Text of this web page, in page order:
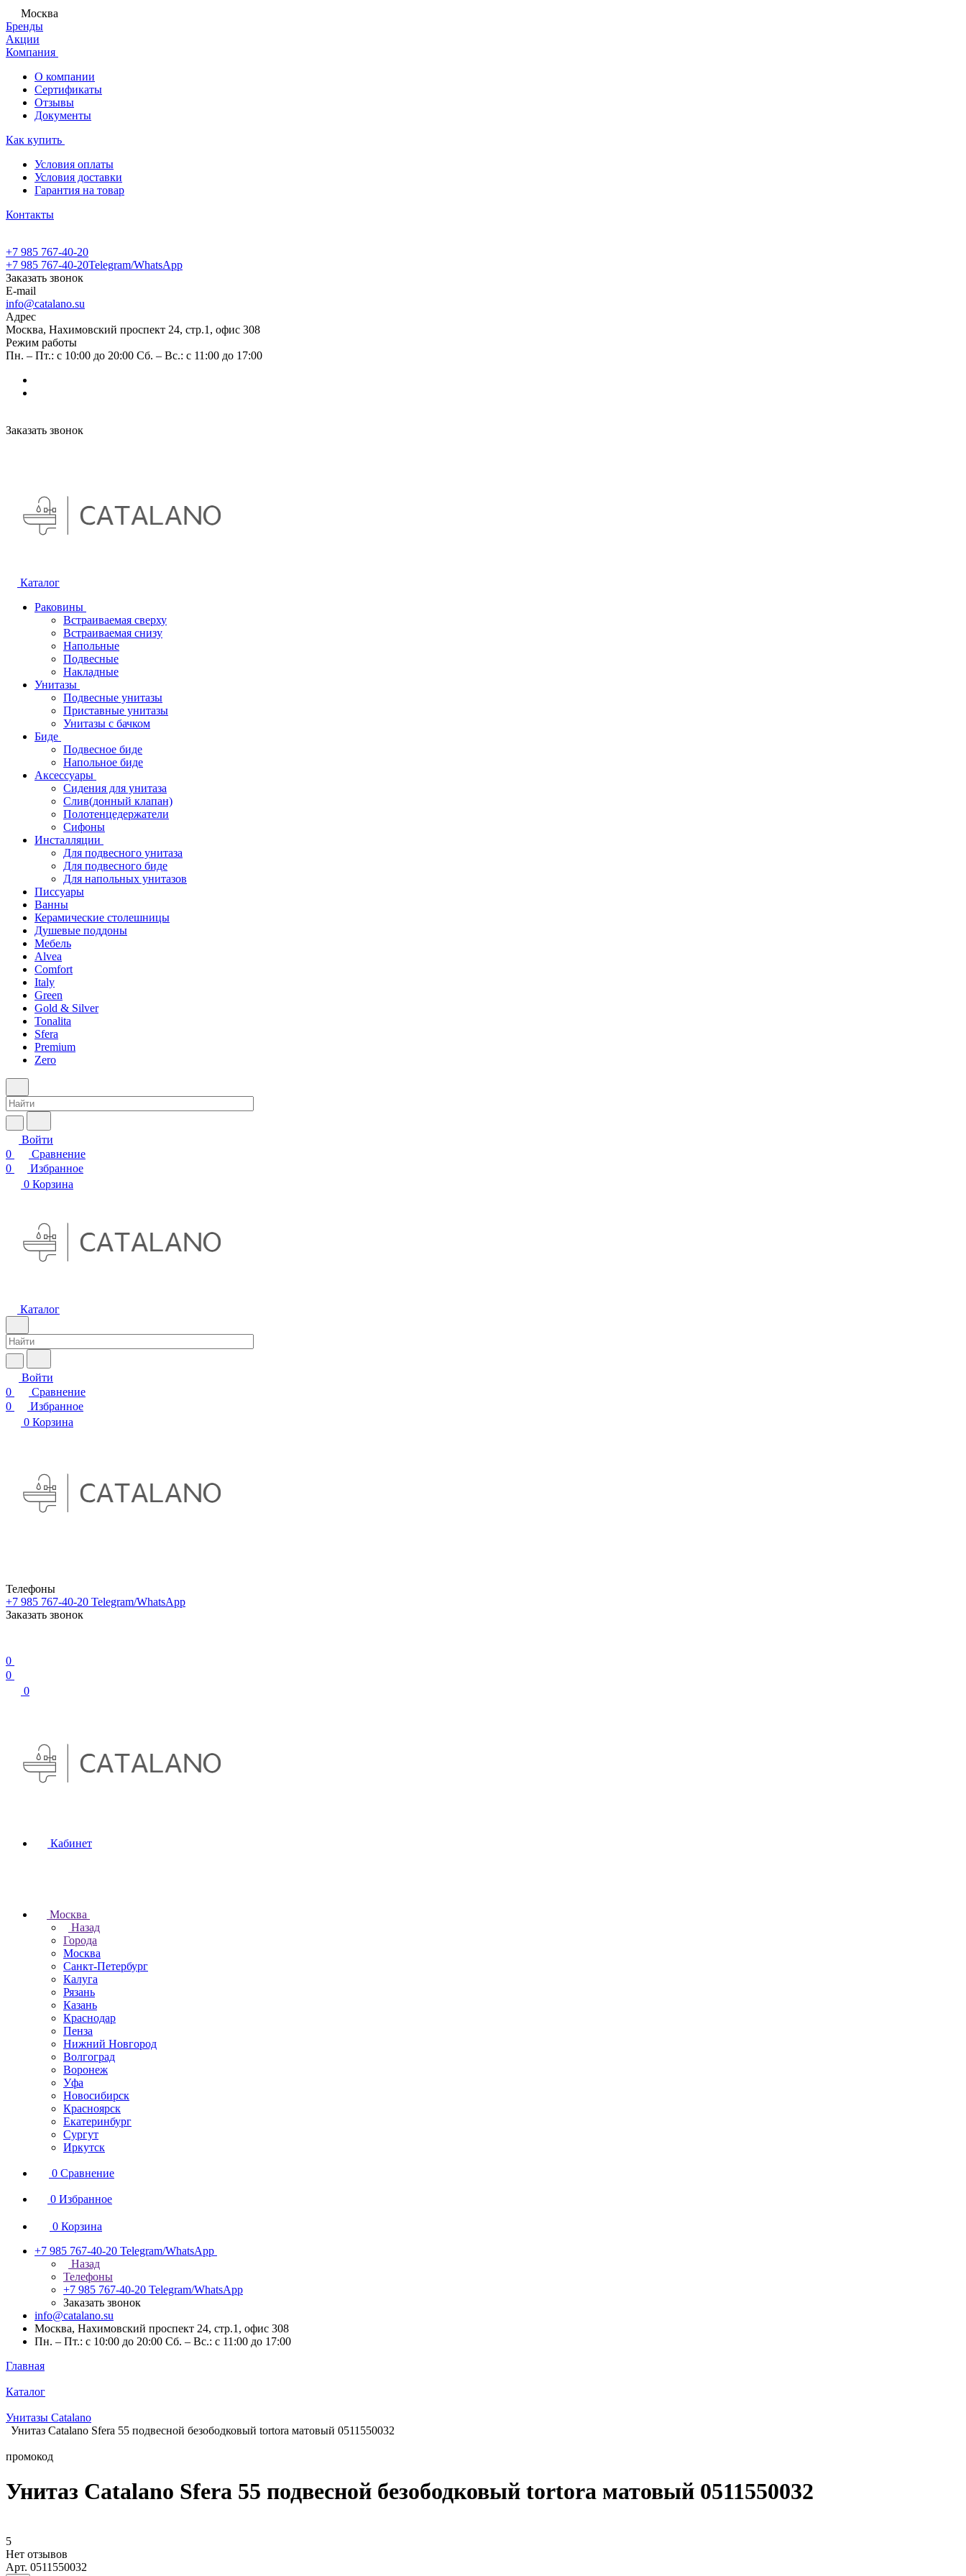
Москва
Бренды
Акции
Компания
О компании
Сертификаты
Отзывы
Документы
Как купить
Условия оплаты
Условия доставки
Гарантия на товар
Контакты
+7 985 767-40-20
+7 985 767-40-20Telegram/WhatsApp
Заказать звонок
E-mail
info@catalano.su
Адрес
Москва, Нахимовский проспект 24, стр.1, офис 308
Режим работы
Пн. – Пт.: с 10:00 до 20:00 Сб. – Вс.: с 11:00 до 17:00
Заказать звонок
Каталог
Раковины
Встраиваемая сверху
Встраиваемая снизу
Напольные
Подвесные
Накладные
Унитазы
Подвесные унитазы
Приставные унитазы
Унитазы с бачком
Биде
Подвесное биде
Напольное биде
Аксессуары
Сидения для унитаза
Слив(донный клапан)
Полотенцедержатели
Сифоны
Инсталляции
Для подвесного унитаза
Для подвесного биде
Для напольных унитазов
Писсуары
Ванны
Керамические столешницы
Душевые поддоны
Мебель
Alvea
Comfort
Italy
Green
Gold & Silver
Tonalita
Sfera
Premium
Zero
Войти
0
Сравнение
0
Избранное
0 Корзина
Каталог
Войти
0
Сравнение
0
Избранное
0 Корзина
Телефоны
+7 985 767-40-20 Telegram/WhatsApp
Заказать звонок
0
0
0
Кабинет
Москва
Назад
Города
Москва
Санкт-Петербург
Калуга
Рязань
Казань
Краснодар
Пенза
Нижний Новгород
Волгоград
Воронеж
Уфа
Новосибирск
Красноярск
Екатеринбург
Сургут
Иркутск
0 Сравнение
0 Избранное
0 Корзина
+7 985 767-40-20 Telegram/WhatsApp
Назад
Телефоны
+7 985 767-40-20 Telegram/WhatsApp
Заказать звонок
info@catalano.su
Москва, Нахимовский проспект 24, стр.1, офис 308
Пн. – Пт.: с 10:00 до 20:00 Сб. – Вс.: с 11:00 до 17:00
Главная
Каталог
Унитазы Catalano
Унитаз Catalano Sfera 55 подвесной безободковый tortora матовый 0511550032
промокод
Унитаз Catalano Sfera 55 подвесной безободковый tortora матовый 0511550032
5
Нет отзывов
Арт. 0511550032